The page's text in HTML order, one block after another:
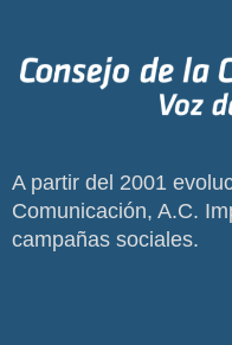
A partir del 2001
Comunicación, A.C.
campañas sociales.